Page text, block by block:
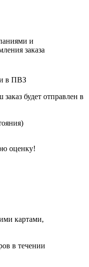
и
заказа
в ПВЗ
будет отправлен в
оценку!
картами,
в течении